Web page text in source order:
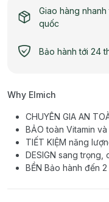
Giao hàng nhanh
quốc
Bảo hành tới 24
Why Elmich
CHUYÊN GIA AN
BẢO toàn Vitamin
TIẾT KIỆM năng
DESIGN sang trọng,
BỀN Bảo hành đến